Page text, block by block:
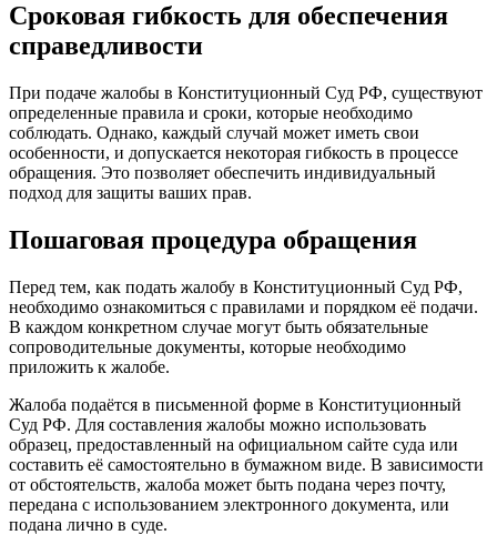
Сроковая гибкость для обеспечения
справедливости
При подаче жалобы в Конституционный Суд РФ, существуют
определенные правила и сроки, которые необходимо
соблюдать. Однако, каждый случай может иметь свои
особенности, и допускается некоторая гибкость в процессе
обращения. Это позволяет обеспечить индивидуальный
подход для защиты ваших прав.
Пошаговая процедура обращения
Перед тем, как подать жалобу в Конституционный Суд РФ,
необходимо ознакомиться с правилами и порядком её подачи.
В каждом конкретном случае могут быть обязательные
сопроводительные документы, которые необходимо
приложить к жалобе.
Жалоба подаётся в письменной форме в Конституционный
Суд РФ. Для составления жалобы можно использовать
образец, предоставленный на официальном сайте суда или
составить её самостоятельно в бумажном виде. В зависимости
от обстоятельств, жалоба может быть подана через почту,
передана с использованием электронного документа, или
подана лично в суде.